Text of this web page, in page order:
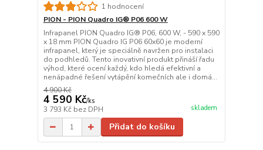
1 hodnocení
PION - PION Quadro IG® P06 600 W
Infrapanel PION Quadro IG® P06, 600 W, - 590 x 590
x 18 mm PION Quadro IG P06 60x60 je moderní
infrapanel, který je speciálně navržen pro instalaci
do podhledů. Tento inovativní produkt přináší řadu
výhod, které ocení každý, kdo hledá efektivní a
nenápadné řešení vytápění komečních ale i domá...
4 900 Kč
4 590 Kč/ks
3 793 Kč bez DPH skladem
Přidat do košíku